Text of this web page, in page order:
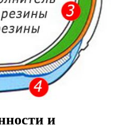
и